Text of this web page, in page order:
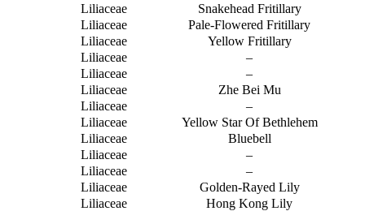
Snakehead Fritillary
Liliaceae
Pale-Flowered Fritillary
Liliaceae
Yellow Fritillary
Liliaceae
–
Liliaceae
–
Liliaceae
Zhe Bei Mu
Liliaceae
–
Liliaceae
Yellow Star Of Bethlehem
Liliaceae
Bluebell
Liliaceae
–
Liliaceae
–
Liliaceae
Golden-Rayed Lily
Liliaceae
Hong Kong Lily
Liliaceae